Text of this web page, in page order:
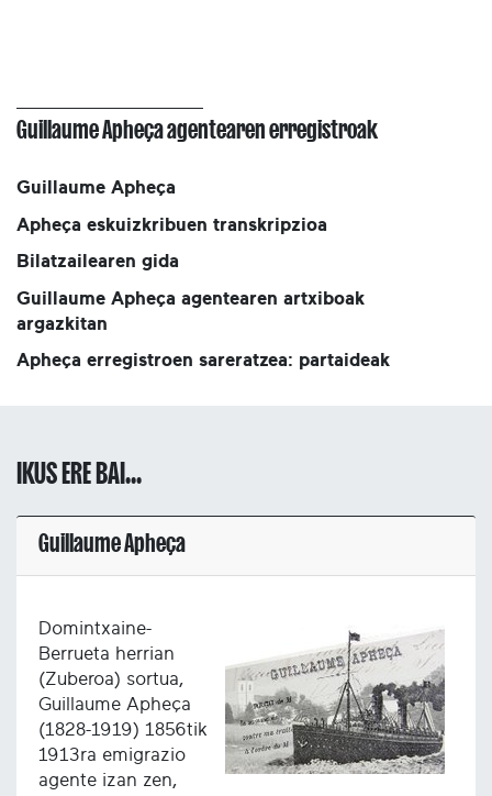
Guillaume Apheça agentearen erregistroak
Guillaume Apheça
Apheça eskuizkribuen transkripzioa
Bilatzailearen gida
Guillaume Apheça agentearen artxiboak
argazkitan
Apheça erregistroen sareratzea: partaideak
IKUS ERE BAI...
Guillaume Apheça
Domintxaine-
Berrueta herrian
(Zuberoa) sortua,
Guillaume Apheça
(1828-1919) 1856tik
1913ra emigrazio
agente izan zen,